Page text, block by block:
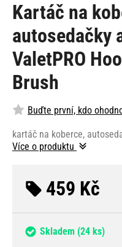
Kartáč na
autosedačky
ValetPRO
Brush
Buďte první, kdo
kartáč na koberce,
Více o produktu
459 Kč
Skladem (24 ks)